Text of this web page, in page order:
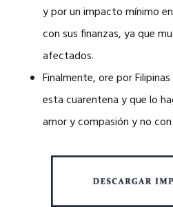
y por un impacto mínimo
con sus finanzas, ya que
afectados.
Finalmente, ore por
esta cuarentena y que lo
amor y compasión y no